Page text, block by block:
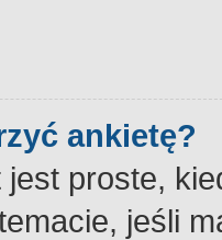
ankietę?
proste,
jeśli